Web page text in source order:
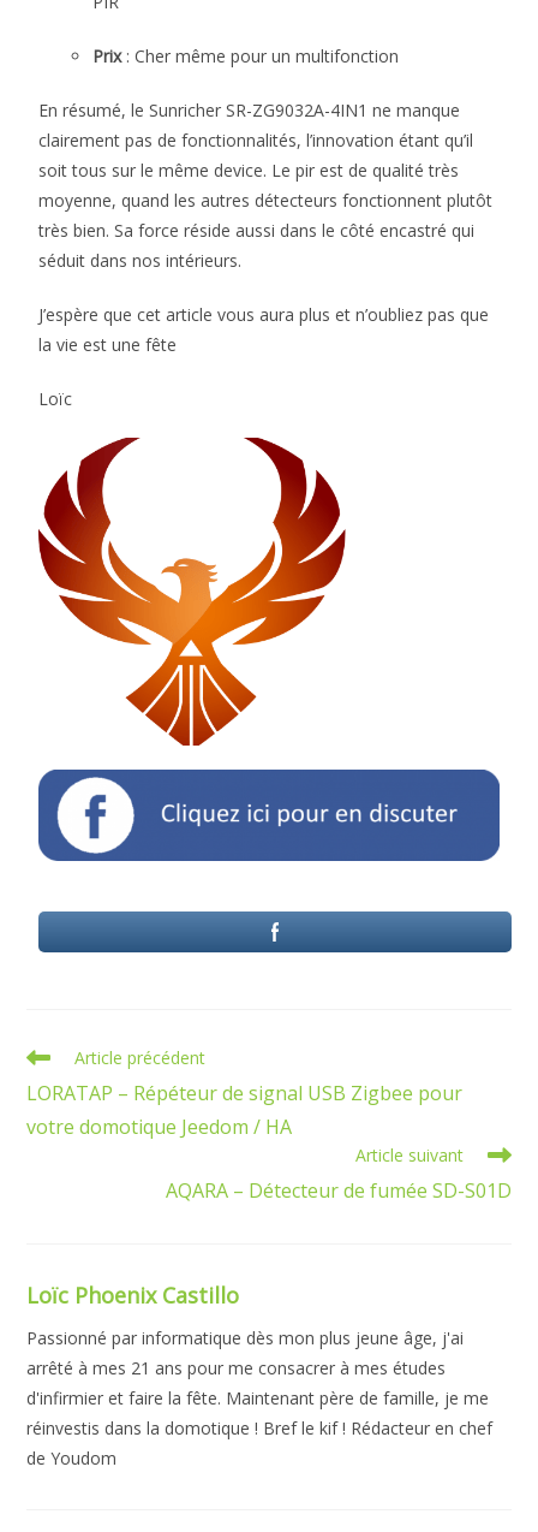
Prix : Cher même pour un multifonction
En résumé, le Sunricher SR-ZG9032A-4IN1 ne manque
clairement pas de fonctionnalités, l’innovation étant qu’il
soit tous sur le même device. Le pir est de qualité très
moyenne, quand les autres détecteurs fonctionnent plutôt
très bien. Sa force réside aussi dans le côté encastré qui
séduit dans nos intérieurs.
J’espère que cet article vous aura plus et n’oubliez pas que
la vie est une fête
Loïc
Article précédent
LORATAP – Répéteur de signal USB Zigbee pour
votre domotique Jeedom / HA
Article suivant
AQARA – Détecteur de fumée SD-S01D
Loïc Phoenix Castillo
Passionné par informatique dès mon plus jeune âge, j'ai
arrêté à mes 21 ans pour me consacrer à mes études
d'infirmier et faire la fête. Maintenant père de famille, je me
réinvestis dans la domotique ! Bref le kif ! Rédacteur en chef
de Youdom